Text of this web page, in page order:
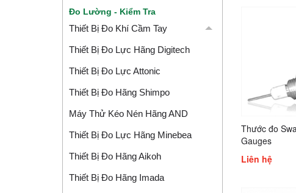
Thước đo
Gauges
Liên hệ
Đo Lường - Kiểm Tra
Thiết Bị Đo Khí Cầm Tay
Thiết Bị Đo Lực Hãng Digitech
Thiết Bị Đo Lực Attonic
Thiết Bị Đo Hãng Shimpo
Máy Thử Kéo Nén Hãng AND
Thiết Bị Đo Lực Hãng Minebea
Thiết Bị Đo Hãng Aikoh
Thiết Bị Đo Hãng Imada